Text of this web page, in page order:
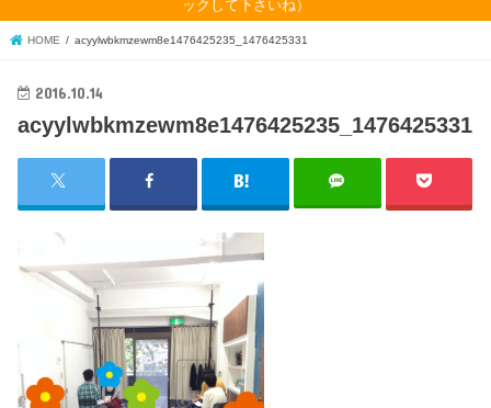
ックして下さいね）
HOME acyylwbkmzewm8e1476425235_1476425331
2016.10.14
acyylwbkmzewm8e1476425235_1476425331